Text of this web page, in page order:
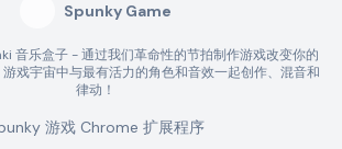
Spunky Game
音乐盒子 - 通过我们革命性的节拍制作游戏改变你的
戏宇宙中与最有活力的角色和音效一起创作、混音和
律动！
游戏 Chrome 扩展程序